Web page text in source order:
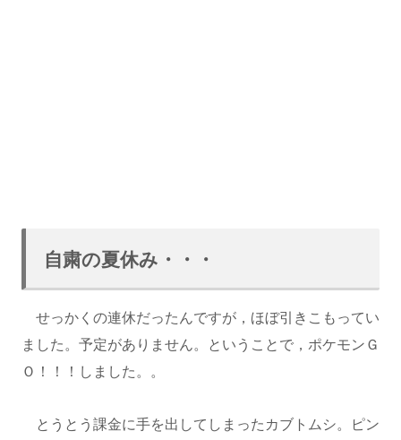
自粛の夏休み・・・
せっかくの連休だったんですが，ほぼ引きこもってい
ました。予定がありません。ということで，ポケモンＧ
Ｏ！！！しました。。
とうとう課金に手を出してしまったカブトムシ。ピン